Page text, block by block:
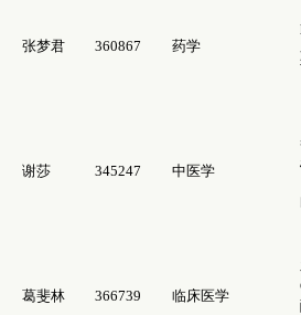
张梦君 360867 药学
谢莎 345247 中医学
葛斐林 366739 临床医学